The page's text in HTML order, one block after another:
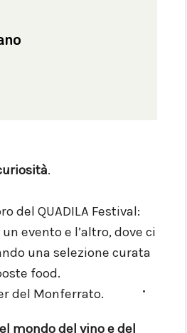
.
del QUADILA Festival:
evento e l’altro, dove ci
una selezione curata
food.
del Monferrato.
mondo del vino e del